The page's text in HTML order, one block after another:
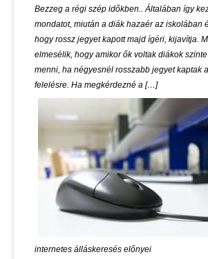
Bezzeg a régi szép időkben.. Általában így
mondatot, miután a diák hazaér az iskolában
hogy rossz jegyet kapott majd ígéri, kijavítja.
elmesélik, hogy amikor ők voltak diákok
menni, ha négyesnél rosszabb jegyet kaptak
felelésre. Ha megkérdezné a […]
internetes álláskeresés előnyei